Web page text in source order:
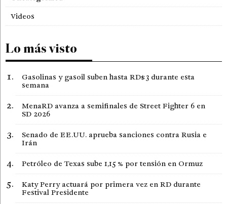
Videos
Lo más visto
Gasolinas y gasoil suben hasta RD$3 durante esta
semana
MenaRD avanza a semifinales de Street Fighter 6 en
SD 2026
Senado de EE.UU. aprueba sanciones contra Rusia e
Irán
Petróleo de Texas sube 1,15 % por tensión en Ormuz
Katy Perry actuará por primera vez en RD durante
Festival Presidente